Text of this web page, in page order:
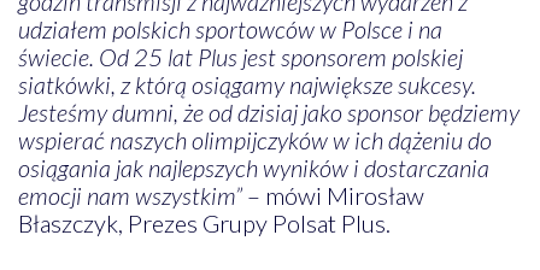
udziałem polskich sportowców w Polsce i na
świecie. Od 25 lat Plus jest sponsorem polskiej
siatkówki, z którą osiągamy największe sukcesy.
Jesteśmy dumni, że od dzisiaj jako sponsor będziemy
wspierać naszych olimpijczyków w ich dążeniu do
osiągania jak najlepszych wyników i dostarczania
emocji nam wszystkim”– mówi Mirosław
Błaszczyk, Prezes Grupy Polsat Plus.